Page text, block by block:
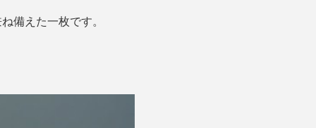
備えた一枚です。